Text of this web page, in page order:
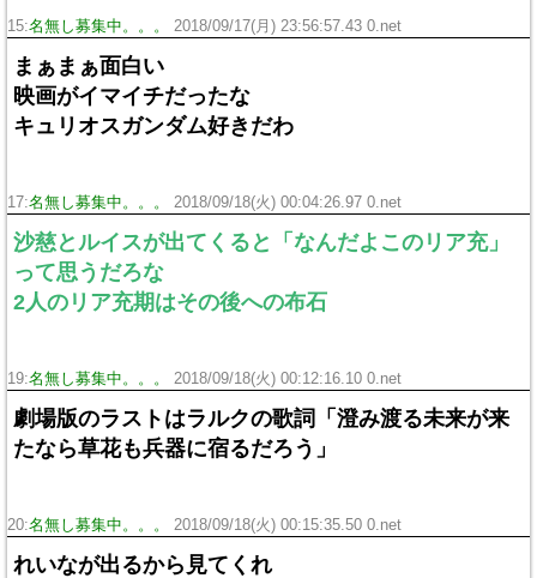
15:名無し募集中。。。 2018/09/17(月) 23:56:57.43 0.net
まぁまぁ面白い
映画がイマイチだったな
キュリオスガンダム好きだわ
17:名無し募集中。。。 2018/09/18(火) 00:04:26.97 0.net
沙慈とルイスが出てくると「なんだよこのリア充」
って思うだろな
2人のリア充期はその後への布石
19:名無し募集中。。。 2018/09/18(火) 00:12:16.10 0.net
劇場版のラストはラルクの歌詞「澄み渡る未来が来
たなら草花も兵器に宿るだろう」
20:名無し募集中。。。 2018/09/18(火) 00:15:35.50 0.net
れいなが出るから見てくれ